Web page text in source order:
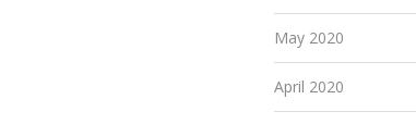
May 2020
April 2020